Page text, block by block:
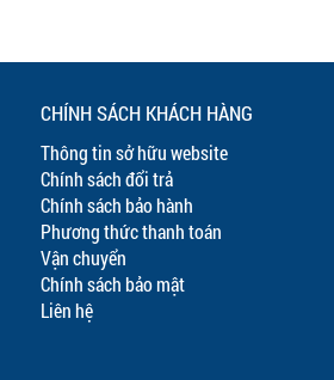
CHÍNH SÁCH KHÁCH HÀNG
Thông tin sở hữu website
Chính sách đổi trả
Chính sách bảo hành
Phương thức thanh toán
Vận chuyển
Chính sách bảo mật
Liên hệ